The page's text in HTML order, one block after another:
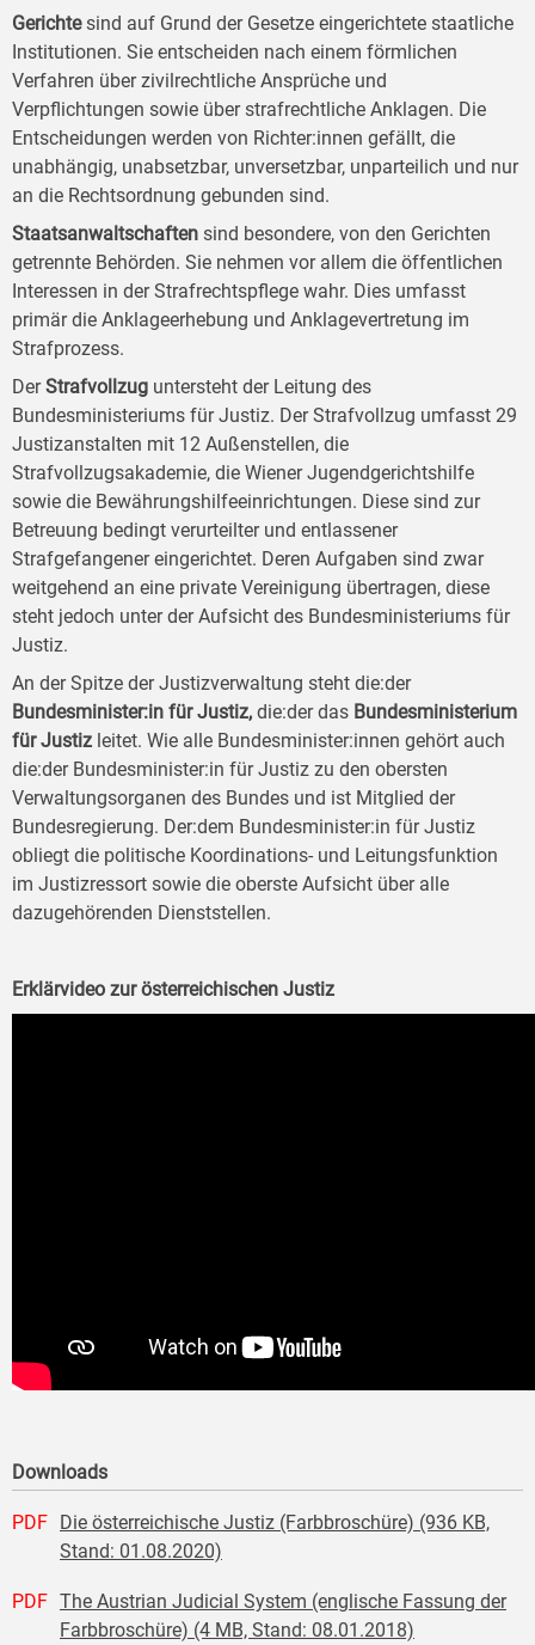
Gerichtesind auf Grund der Gesetze eingerichtete staatliche
Institutionen. Sie entscheiden nach einem förmlichen
Verfahren über zivilrechtliche Ansprüche und
Verpflichtungen sowie über strafrechtliche Anklagen. Die
Entscheidungen werden von Richter:innen gefällt, die
unabhängig, unabsetzbar, unversetzbar, unparteilich und nur
an die Rechtsordnung gebunden sind.
Staatsanwaltschaften sind besondere, von den Gerichten
getrennte Behörden. Sie nehmen vor allem die öffentlichen
Interessen in der Strafrechtspflege wahr. Dies umfasst
primär die Anklageerhebung und Anklagevertretung im
Strafprozess.
DerStrafvollzug untersteht der Leitung des
Bundesministeriums für Justiz. Der Strafvollzug umfasst 29
Justizanstalten mit 12 Außenstellen, die
Strafvollzugsakademie, die Wiener Jugendgerichtshilfe
sowie die Bewährungshilfeeinrichtungen. Diese sind zur
Betreuung bedingt verurteilter und entlassener
Strafgefangener eingerichtet. Deren Aufgaben sind zwar
weitgehend an eine private Vereinigung übertragen, diese
steht jedoch unter der Aufsicht des Bundesministeriums für
Justiz.
An der Spitze der Justizverwaltung steht die:der
Bundesminister:in für Justiz, die:der das Bundesministerium
für Justiz leitet. Wie alle Bundesminister:innen gehört auch
die:der Bundesminister:in für Justiz zu den obersten
Verwaltungsorganen des Bundes und ist Mitglied der
Bundesregierung. Der:dem Bundesminister:in für Justiz
obliegt die politische Koordinations- und Leitungsfunktion
im Justizressort sowie die oberste Aufsicht über alle
dazugehörenden Dienststellen.
Erklärvideo zur österreichischen Justiz
Downloads
PDF
Die österreichische Justiz (Farbbroschüre) (936 KB,
Stand: 01.08.2020)
PDF The Austrian Judicial System (englische Fassung der
Farbbroschüre) (4 MB, Stand: 08.01.2018)